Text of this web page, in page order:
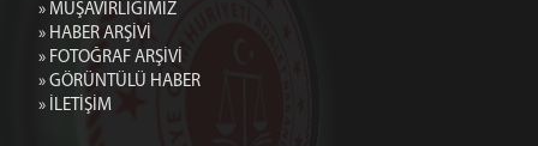
» MÜŞAVİRLİĞİMİZ
» HABER ARŞİVİ
» FOTOĞRAF ARŞİVİ
» GÖRÜNTÜLÜ HABER
» İLETİŞİM